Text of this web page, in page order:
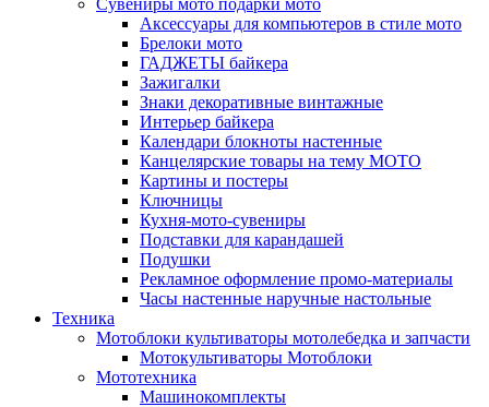
Сувениры мото подарки мото
Аксессуары для компьютеров в стиле мото
Брелоки мото
ГАДЖЕТЫ байкера
Зажигалки
Знаки декоративные винтажные
Интерьер байкера
Календари блокноты настенные
Канцелярские товары на тему МОТО
Картины и постеры
Ключницы
Кухня-мото-сувениры
Подставки для карандашей
Подушки
Рекламное оформление промо-материалы
Часы настенные наручные настольные
Техника
Мотоблоки культиваторы мотолебедка и запчасти
Мотокультиваторы Мотоблоки
Мототехника
Машинокомплекты